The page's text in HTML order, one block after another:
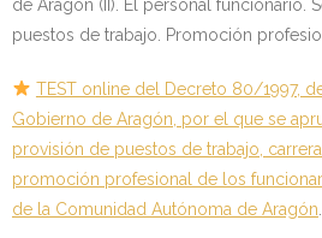
de Aragón (II). El personal funcionario.
puestos de trabajo. Promoción
TEST online del Decreto 80/1997,
Gobierno de Aragón, por el que se
provisión de puestos de trabajo,
promoción profesional de los
de la Comunidad Autónoma de Aragón